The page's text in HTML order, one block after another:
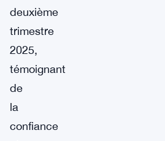
deuxième
trimestre
2025,
témoignant
de
la
confiance